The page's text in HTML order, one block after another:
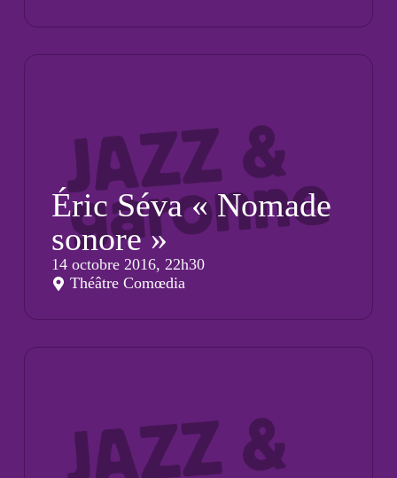
Éric Séva « Nomade
sonore »
14 octobre 2016, 22h30
Théâtre Comœdia